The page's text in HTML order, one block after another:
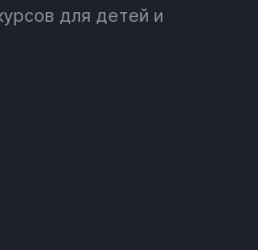
для детей и